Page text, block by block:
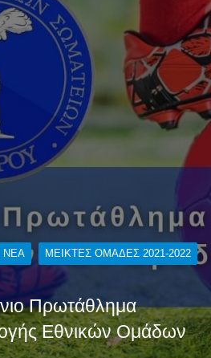
NEA
ΜΕΙΚΤΕΣ ΟΜΑΔΕΣ 2021-2022
Πρωτάθλημα
Εθνικών Ομάδων